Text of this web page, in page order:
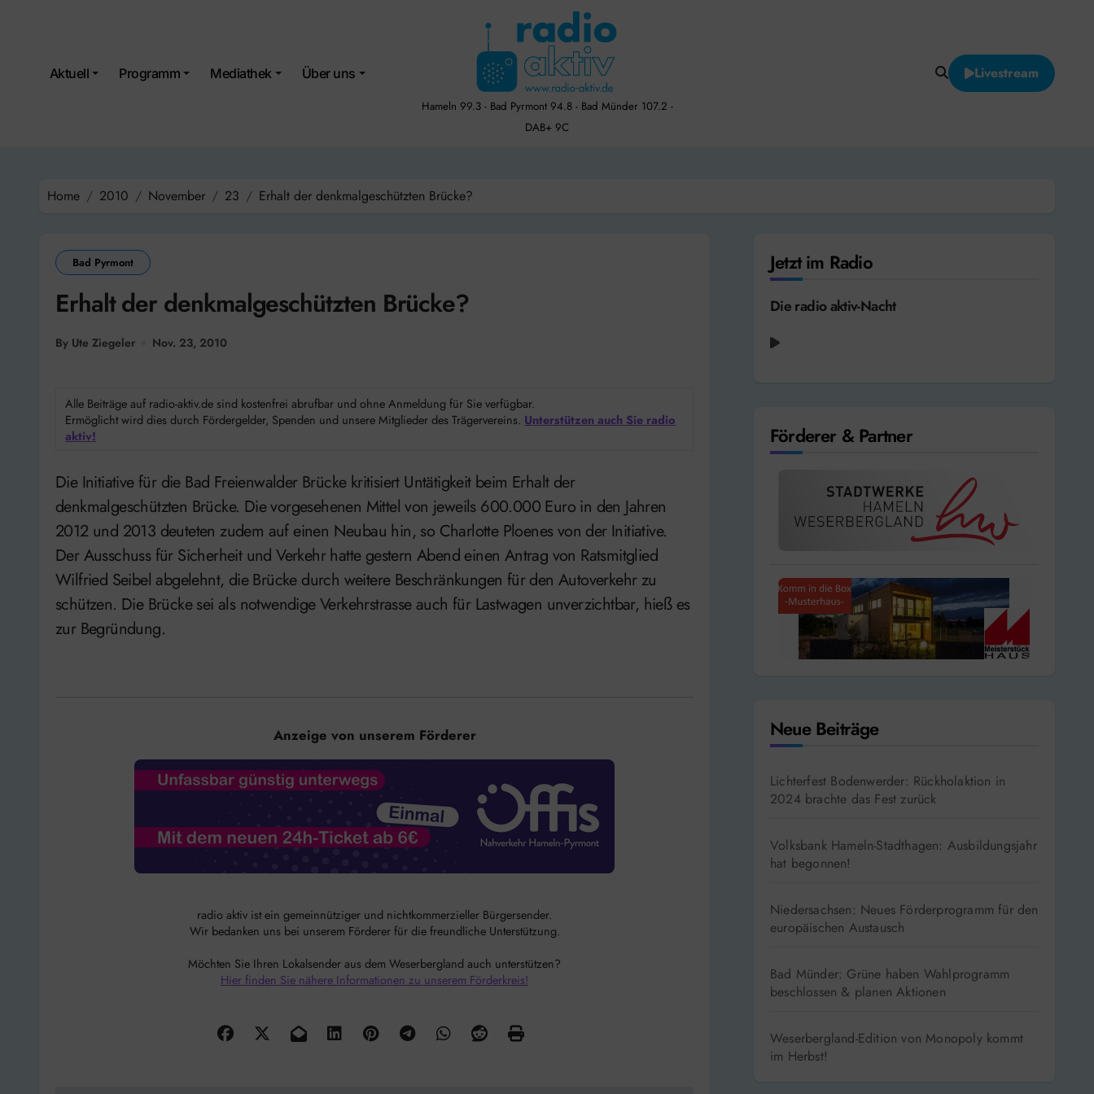
Aktuell Programm Mediathek Über uns
Hameln 99.3 - Bad Pyrmont 94.8 - Bad Münder 107.2 -
DAB+ 9C
Livestream
Home 2010 November 23 Erhalt der denkmalgeschützten Brücke?
Bad Pyrmont
Erhalt der denkmalgeschützten Brücke?
By Ute Ziegeler Nov. 23, 2010
Alle Beiträge auf radio-aktiv.de sind kostenfrei abrufbar und ohne Anmeldung für Sie verfügbar.
Ermöglicht wird dies durch Fördergelder, Spenden und unsere Mitglieder des Trägervereins. Unterstützen auch Sie radio
aktiv!
Die Initiative für die Bad Freienwalder Brücke kritisiert Untätigkeit beim Erhalt der
denkmalgeschützten Brücke. Die vorgesehenen Mittel von jeweils 600.000 Euro in den Jahren
2012 und 2013 deuteten zudem auf einen Neubau hin, so Charlotte Ploenes von der Initiative.
Der Ausschuss für Sicherheit und Verkehr hatte gestern Abend einen Antrag von Ratsmitglied
Wilfried Seibel abgelehnt, die Brücke durch weitere Beschränkungen für den Autoverkehr zu
schützen. Die Brücke sei als notwendige Verkehrstrasse auch für Lastwagen unverzichtbar, hieß es
zur Begründung.
Anzeige von unserem Förderer
radio aktiv ist ein gemeinnütziger und nichtkommerzieller Bürgersender.
Wir bedanken uns bei unserem Förderer für die freundliche Unterstützung.
Möchten Sie Ihren Lokalsender aus dem Weserbergland auch unterstützen?
Hier finden Sie nähere Informationen zu unserem Förderkreis!
Jetzt im Radio
Die radio aktiv-Nacht
Förderer & Partner
Neue Beiträge
Lichterfest Bodenwerder: Rückholaktion in
2024 brachte das Fest zurück
Volksbank Hameln-Stadthagen: Ausbildungsjahr
hat begonnen!
Niedersachsen: Neues Förderprogramm für den
europäischen Austausch
Bad Münder: Grüne haben Wahlprogramm
beschlossen & planen Aktionen
Weserbergland-Edition von Monopoly kommt
im Herbst!